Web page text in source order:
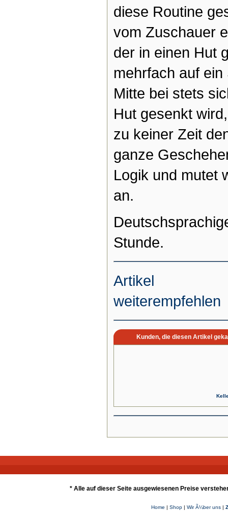
diese Routine
vom Zuschauer
der in einen Hut
mehrfach auf
Mitte bei stets
Hut gesenkt
zu keiner Zeit
ganze
Logik und mutet
an.
Stunde.
Artikel
weiterempfehlen
Kunden, die diesen Artikel
* Alle auf dieser Seite ausgewiesenen Preise
Home | Shop| Wir Ã¼ber uns|